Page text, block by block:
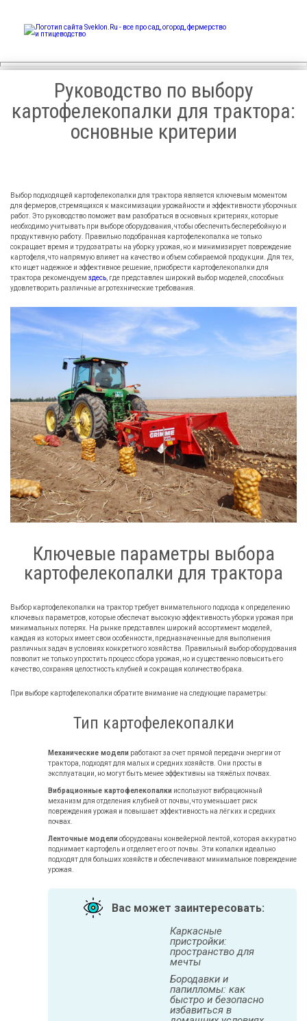
огород, фермерство и
птицеводство
Руководство по выбору
картофелекопалки для трактора:
основные критерии
Выбор подходящей картофелекопалки для трактора является ключевым моментом
для фермеров, стремящихся к максимизации урожайности и эффективности уборочных
работ. Это руководство поможет вам разобраться в основных критериях, которые
необходимо учитывать при выборе оборудования, чтобы обеспечить бесперебойную и
продуктивную работу. Правильно подобранная картофелекопалка не только
сокращает время и трудозатраты на уборку урожая, но и минимизирует повреждение
картофеля, что напрямую влияет на качество и объем собираемой продукции. Для тех,
кто ищет надежное и эффективное решение, приобрести картофелекопалки для
трактора рекомендуем здесь , где представлен широкий выбор моделей, способных
удовлетворить различные агротехнические требования.
Ключевые параметры выбора
картофелекопалки для трактора
Выбор картофелекопалки на трактор требует внимательного подхода к определению
ключевых параметров, которые обеспечат высокую эффективность уборки урожая при
минимальных потерях. На рынке представлен широкий ассортимент моделей,
каждая из которых имеет свои особенности, предназначенные для выполнения
различных задач в условиях конкретного хозяйства. Правильный выбор оборудования
позволит не только упростить процесс сбора урожая, но и существенно повысить его
качество, сохраняя целостность клубней и сокращая количество брака.
При выборе картофелекопалки обратите внимание на следующие параметры:
Тип картофелекопалки
Механические модели работают за счет прямой передачи энергии от
трактора, подходят для малых и средних хозяйств. Они просты в
эксплуатации, но могут быть менее эффективны на тяжёлых почвах.
Вибрационные картофелекопалки используют вибрационный
механизм для отделения клубней от почвы, что уменьшает риск
повреждения урожая и повышает эффективность на лёгких и средних
почвах.
Ленточные модели оборудованы конвейерной лентой, которая аккуратно
поднимает картофель и отделяет его от почвы. Эти копалки идеально
подходят для больших хозяйств и обеспечивают минимальное повреждение
урожая.
Вас может заинтересовать:
Каркасные
пристройки:
пространство для
мечты
Бородавки и
папилломы: как
быстро и безопасно
избавиться в